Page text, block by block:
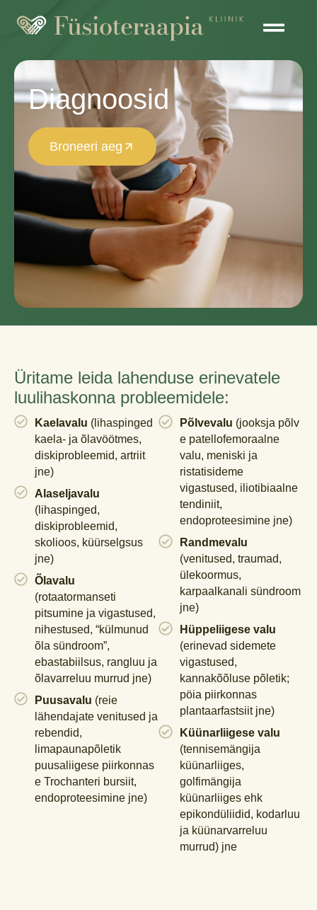
Diagnoosid
Broneeri aeg
Üritame leida lahenduse erinevatele
luulihaskonna probleemidele:
Kaelavalu (lihaspinged
kaela- ja õlavöötmes,
diskiprobleemid, artriit
jne)
Alaseljavalu
(lihaspinged,
diskiprobleemid,
skolioos, küürselgsus
jne)
Õlavalu
(rotaatormanseti
pitsumine ja vigastused,
nihestused, “külmunud
õla sündroom”,
ebastabiilsus, rangluu ja
õlavarreluu murrud jne)
Puusavalu (reie
lähendajate venitused ja
rebendid,
limapaunapõletik
puusaliigese piirkonnas
e Trochanteri bursiit,
endoproteesimine jne)
Põlvevalu (jooksja põlv
e patellofemoraalne
valu, meniski ja
ristatisideme
vigastused, iliotibiaalne
tendiniit,
endoproteesimine jne)
Randmevalu
(venitused, traumad,
ülekoormus,
karpaalkanali sündroom
jne)
Hüppeliigese valu
(erinevad sidemete
vigastused,
kannakõõluse põletik;
pöia piirkonnas
plantaarfastsiit jne)
Küünarliigese valu
(tennisemängija
küünarliiges,
golfimängija
küünarliiges ehk
epikondüliidid, kodarluu
ja küünarvarreluu
murrud) jne